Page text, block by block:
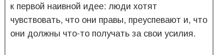
к первой наивной идее: люди хотят
чувствовать, что они правы, преуспевают и, что
они должны что-то получать за свои усилия.